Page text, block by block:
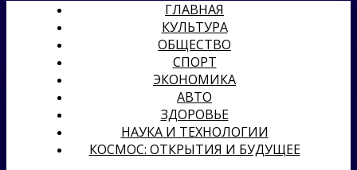
ГЛАВНАЯ
КУЛЬТУРА
ОБЩЕСТВО
СПОРТ
ЭКОНОМИКА
АВТО
ЗДОРОВЬЕ
НАУКА И ТЕХНОЛОГИИ
КОСМОС: ОТКРЫТИЯ И БУДУЩЕЕ